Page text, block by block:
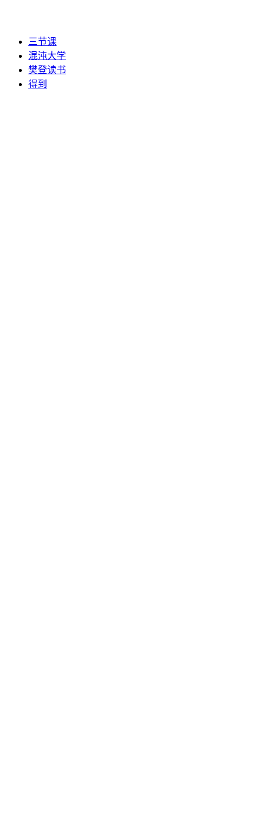
三节课
混沌大学
樊登读书
得到